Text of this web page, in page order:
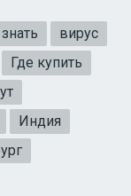
вирус
Где купить
Индия